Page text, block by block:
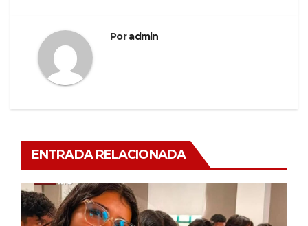
Poradmin
ENTRADA RELACIONADA